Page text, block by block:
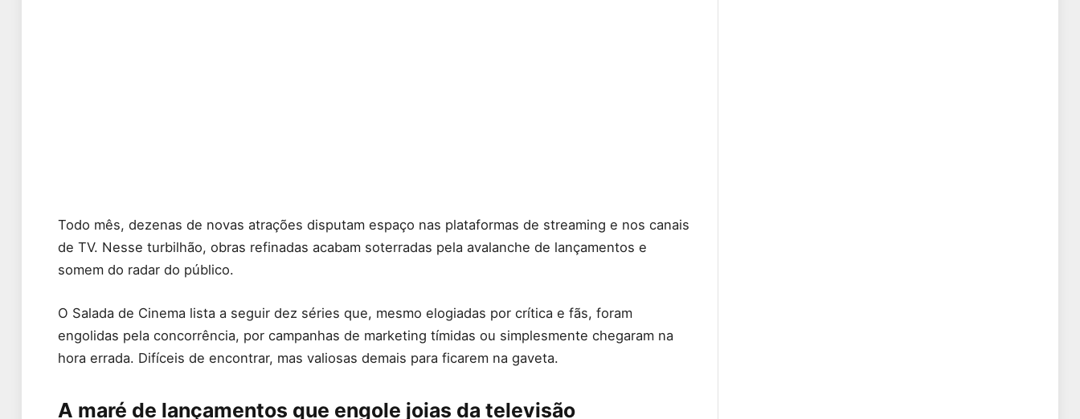
Todo mês, dezenas de novas atrações disputam espaço nas plataformas de streaming e nos canais
de TV. Nesse turbilhão, obras refinadas acabam soterradas pela avalanche de lançamentos e
somem do radar do público.
O Salada de Cinema lista a seguir dez séries que, mesmo elogiadas por crítica e fãs, foram
engolidas pela concorrência, por campanhas de marketing tímidas ou simplesmente chegaram na
hora errada. Difíceis de encontrar, mas valiosas demais para ficarem na gaveta.
A maré de lançamentos que engole joias da televisão